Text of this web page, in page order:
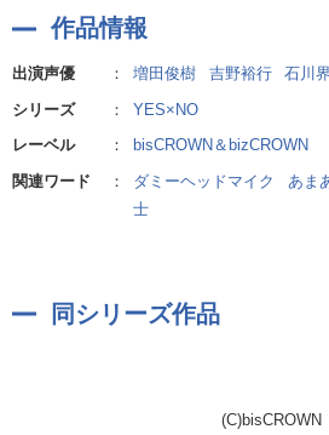
「でも今日は疲れてるからゆっくり寝
もしカレから夜のお誘いがあったら……
本作はそんな乙女の“IF”を形にした分岐
す。
音声は全編ダミーヘッドマイクで収録。
今日の気分に合わせてお好きな夜をお楽
「キスとか、もっと気持ちいいこととか
最近同棲を始めたばかりの啓翔とあなた
毎日仕事ばかりのあなたに、彼が"夜のお
て……?
作品情報
出演声優 ： 増田俊樹 吉野裕行 石川
シリーズ
：
YES×NO
レーベル
：
bisCROWN＆bizCROWN
関連ワード
： ダミーヘッドマイク あま
士
同シリーズ作品
(C)bisCROWN